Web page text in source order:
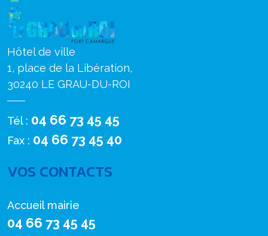
Hôtel de ville
1, place de la Libération,
30240 LE GRAU-DU-ROI
Tél : 04 66 73 45 45
Fax : 04 66 73 45 40
VOS CONTACTS
Accueil mairie
04 66 73 45 45